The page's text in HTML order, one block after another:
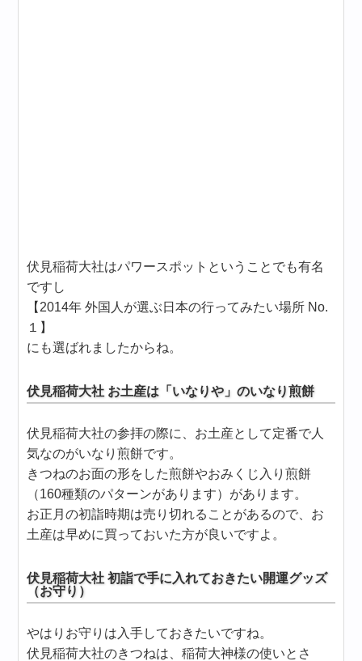
伏見稲荷大社はパワースポットということでも有名
ですし
【2014年 外国人が選ぶ日本の行ってみたい場所 No.
１】
にも選ばれましたからね。
伏見稲荷大社 お土産は「いなりや」のいなり煎餅
伏見稲荷大社の参拝の際に、お土産として定番で人
気なのがいなり煎餅です。
きつねのお面の形をした煎餅やおみくじ入り煎餅
（160種類のパターンがあります）があります。
お正月の初詣時期は売り切れることがあるので、お
土産は早めに買っておいた方が良いですよ。
伏見稲荷大社 初詣で手に入れておきたい開運グッズ
（お守り）
やはりお守りは入手しておきたいですね。
伏見稲荷大社のきつねは、稲荷大神様の使いとさ